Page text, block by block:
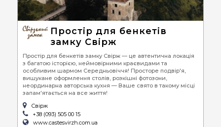
Простір для бенкетів
замку Свірж
Простір для бенкетів замку Свірж — це автентична локація
з багатою історією, неймовірними краєвидами та
особливим шармом Середньовіччя! Просторе подвір'я,
вишукане оформлення столів, розкішні фотозони,
неординарна авторська кухня — Ваше свято в такому місці
запам'ятається на все життя!
Свірж
+38 (093) 505 00 15
www.castesvirzh.com.ua